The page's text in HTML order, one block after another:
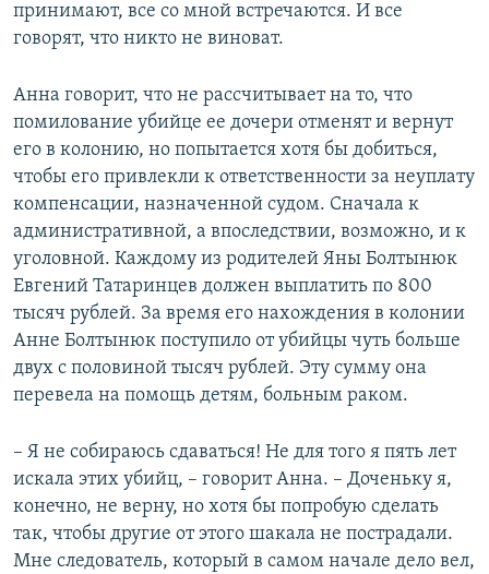
принимают, все со мной встречаются. И все
говорят, что никто не виноват.
Анна говорит, что не рассчитывает на то, что
помилование убийце ее дочери отменят и вернут
его в колонию, но попытается хотя бы добиться,
чтобы его привлекли к ответственности за неуплату
компенсации, назначенной судом. Сначала к
административной, а впоследствии, возможно, и к
уголовной. Каждому из родителей Яны Болтынюк
Евгений Татаринцев должен выплатить по 800
тысяч рублей. За время его нахождения в колонии
Анне Болтынюк поступило от убийцы чуть больше
двух с половиной тысяч рублей. Эту сумму она
перевела на помощь детям, больным раком.
– Я не собираюсь сдаваться! Не для того я пять лет
искала этих убийц, – говорит Анна. – Доченьку я,
конечно, не верну, но хотя бы попробую сделать
так, чтобы другие от этого шакала не пострадали.
Мне следователь, который в самом начале дело вел,